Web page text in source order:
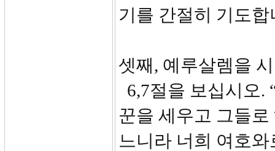
기를 간절히 기도합
셋째, 예루살렘을
6,7절을 보십시오.
꾼을 세우고 그들
느니라 너희 여호